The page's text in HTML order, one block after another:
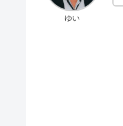
ゆい